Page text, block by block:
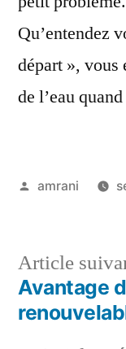
Qu’entendez
départ », vous
de l’eau
Publié
amrani
Article
Avantage